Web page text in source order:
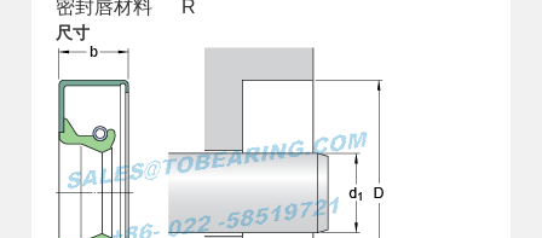
密封唇材料
R
尺寸